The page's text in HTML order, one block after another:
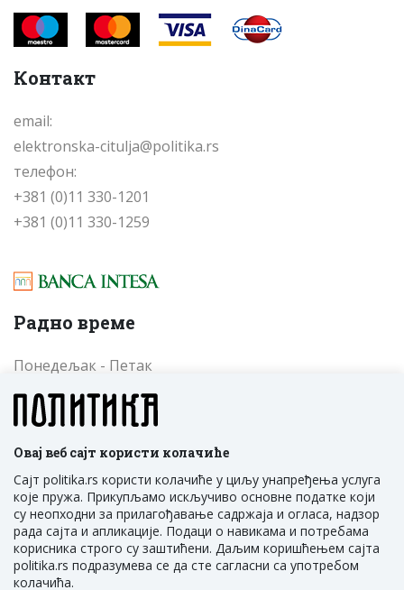
Овај веб сајт користи колачиће
Сајт politika.rs користи колачиће у циљу унапређења услуга
које пружа. Прикупљамо искључиво основне податке који
су неопходни за прилагођавање садржаја и огласа, надзор
рада сајта и апликације. Подаци о навикама и потребама
корисника строго су заштићени. Даљим коришћењем сајта
politika.rs подразумева се да сте сагласни са употребом
колачића.
Контакт
email:
elektronska-citulja@politika.rs
телефон:
+381 (0)11 330-1201
+381 (0)11 330-1259
Радно време
Понедељак - Петак
од 09 до 17 часова
Cубота - Недеља
од 09 до 17 часова
ПОЛИТИКА НМ Д.О.О. Београд, Трг Политика 1,